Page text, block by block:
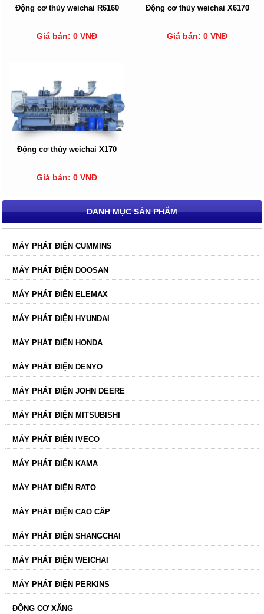
Động cơ thủy weichai R6160
Giá bán: 0 VNĐ
Động cơ thủy weichai X6170
Giá bán: 0 VNĐ
Động cơ thủy weichai X170
Giá bán: 0 VNĐ
DANH MỤC SẢN PHẨM
MÁY PHÁT ĐIỆN CUMMINS
MÁY PHÁT ĐIỆN DOOSAN
MÁY PHÁT ĐIỆN ELEMAX
MÁY PHÁT ĐIỆN HYUNDAI
MÁY PHÁT ĐIỆN HONDA
MÁY PHÁT ĐIỆN DENYO
MÁY PHÁT ĐIỆN JOHN DEERE
MÁY PHÁT ĐIỆN MITSUBISHI
MÁY PHÁT ĐIỆN IVECO
MÁY PHÁT ĐIỆN KAMA
MÁY PHÁT ĐIỆN RATO
MÁY PHÁT ĐIỆN CAO CẤP
MÁY PHÁT ĐIỆN SHANGCHAI
MÁY PHÁT ĐIỆN WEICHAI
MÁY PHÁT ĐIỆN PERKINS
ĐỘNG CƠ XĂNG